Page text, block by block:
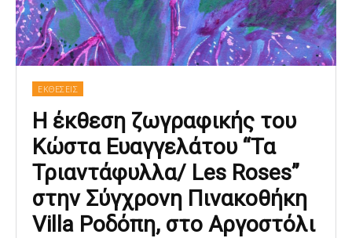
ΕΚΘΕΣΕΙΣ
Η έκθεση ζωγραφικής του
Κώστα Ευαγγελάτου “Τα
Τριαντάφυλλα/ Les Roses”
στην Σύγχρονη Πινακοθήκη
Villa Ροδόπη, στο Αργοστόλι